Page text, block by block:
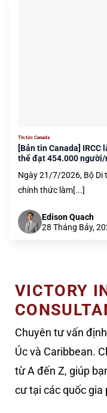
Tin tức Canada
[Bản tin Canada] IRCC
thể đạt 454.000 người/
Ngày 21/7/2026, Bộ Di
chính thức làm[...]
Edison Quach
28 Tháng Bảy,
VICTORY
Chuyên tư vấn
Úc và Caribbean.
từ A đến Z, giúp
cư tại các quốc gia